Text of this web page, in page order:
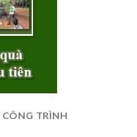
TRÌNH